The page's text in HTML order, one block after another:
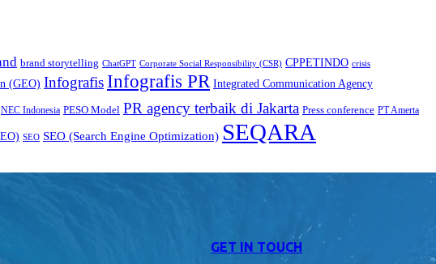
brand storytelling ChatGPT Corporate Social Responsibility (CSR) CPPETINDO crisis
(GEO) InfografisInfografis PR Integrated Communication Agency
NEC Indonesia PESO Model PR agency terbaik di Jakarta Press conference PT Amerta
SEO SEO (Search Engine Optimization) SEQARA
GET IN TOUCH